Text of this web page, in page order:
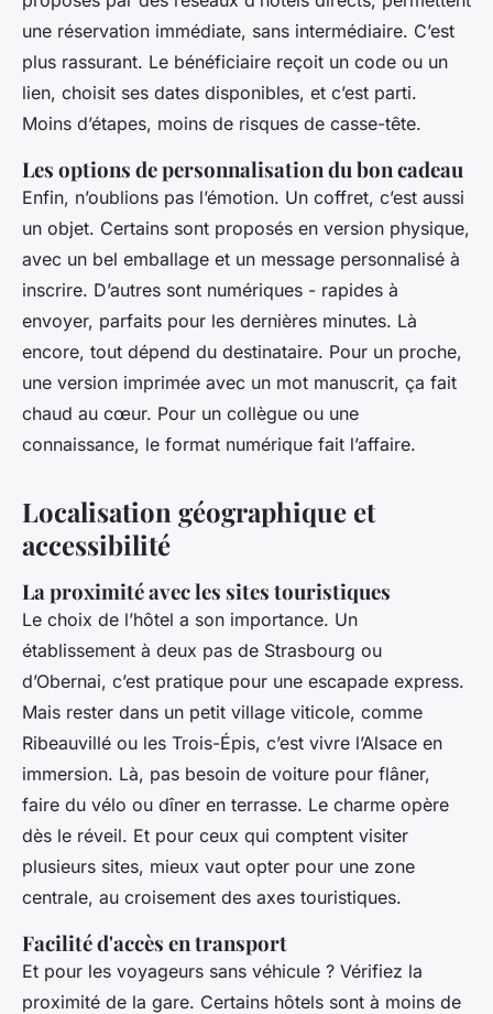
une réservation immédiate, sans intermédiaire. C’est
plus rassurant. Le bénéficiaire reçoit un code ou un
lien, choisit ses dates disponibles, et c’est parti.
Moins d’étapes, moins de risques de casse-tête.
Les options de personnalisation du bon cadeau
Enfin, n’oublions pas l’émotion. Un coffret, c’est aussi
un objet. Certains sont proposés en version physique,
avec un bel emballage et un message personnalisé à
inscrire. D’autres sont numériques - rapides à
envoyer, parfaits pour les dernières minutes. Là
encore, tout dépend du destinataire. Pour un proche,
une version imprimée avec un mot manuscrit, ça fait
chaud au cœur. Pour un collègue ou une
connaissance, le format numérique fait l’affaire.
Localisation géographique et
accessibilité
La proximité avec les sites touristiques
Le choix de l’hôtel a son importance. Un
établissement à deux pas de Strasbourg ou
d’Obernai, c’est pratique pour une escapade express.
Mais rester dans un petit village viticole, comme
Ribeauvillé ou les Trois-Épis, c’est vivre l’Alsace en
immersion. Là, pas besoin de voiture pour flâner,
faire du vélo ou dîner en terrasse. Le charme opère
dès le réveil. Et pour ceux qui comptent visiter
plusieurs sites, mieux vaut opter pour une zone
centrale, au croisement des axes touristiques.
Facilité d'accès en transport
Et pour les voyageurs sans véhicule ? Vérifiez la
proximité de la gare. Certains hôtels sont à moins de